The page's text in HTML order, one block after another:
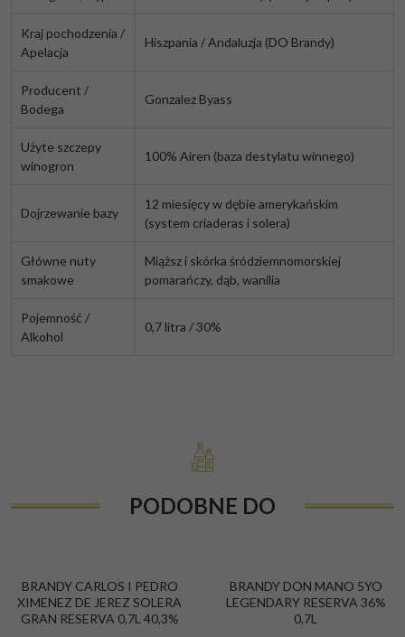
Kraj pochodzenia /
Apelacja
Hiszpania / Andaluzja (DO Brandy)
Producent /
Bodega
Gonzalez Byass
Użyte szczepy
winogron
100% Airen (baza destylatu winnego)
Dojrzewanie bazy
12 miesięcy w dębie amerykańskim
(system criaderas i solera)
Główne nuty
smakowe
Miąższ i skórka śródziemnomorskiej
pomarańczy, dąb, wanilia
Pojemność /
Alkohol
0,7 litra / 30%
PODOBNE DO
BRANDY CARLOS I PEDRO
XIMENEZ DE JEREZ SOLERA
GRAN RESERVA 0,7L 40,3%
BRANDY DON MANO 5YO
LEGENDARY RESERVA 36%
0,7L